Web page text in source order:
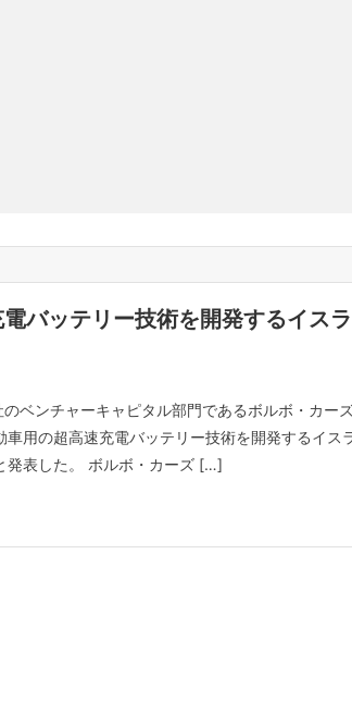
バッテリー技術を開発するイス
ベンチャーキャピタル部門であるボルボ・カー
用の超高速充電バッテリー技術を開発するイス
発表した。 ボルボ・カーズ […]